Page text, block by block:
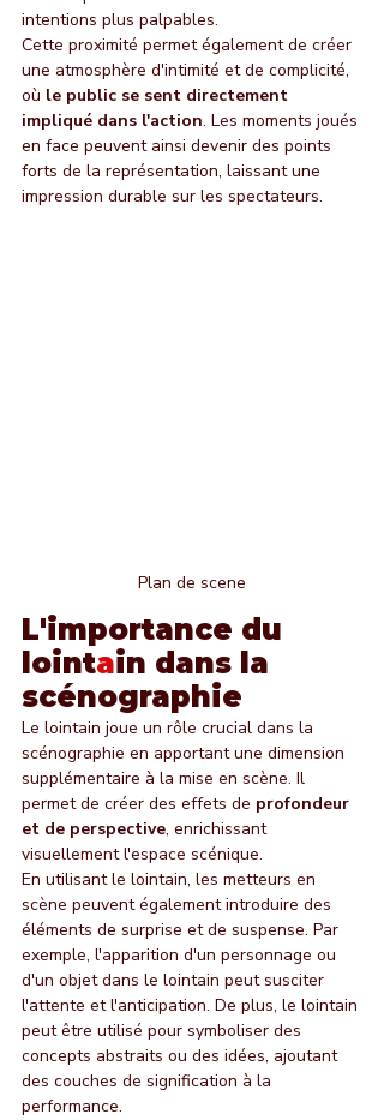
intentions plus palpables.
Cette proximité permet également de créer
une atmosphère d'intimité et de complicité,
où le public se sent directement
impliqué dans l'action. Les moments joués
en face peuvent ainsi devenir des points
forts de la représentation, laissant une
impression durable sur les spectateurs.
Plan de scene
L'importance du
lointain dans la
scénographie
Le lointain joue un rôle crucial dans la
scénographie en apportant une dimension
supplémentaire à la mise en scène. Il
permet de créer des effets de profondeur
et de perspective, enrichissant
visuellement l'espace scénique.
En utilisant le lointain, les metteurs en
scène peuvent également introduire des
éléments de surprise et de suspense. Par
exemple, l'apparition d'un personnage ou
d'un objet dans le lointain peut susciter
l'attente et l'anticipation. De plus, le lointain
peut être utilisé pour symboliser des
concepts abstraits ou des idées, ajoutant
des couches de signification à la
performance.